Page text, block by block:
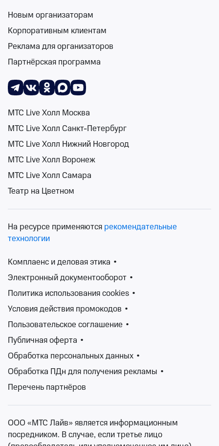
Последний этаж
Воронежский концертный зал
Воронежский концертный зал
от 1 700 ₽
Спектакли
Билеты от 1 700 ₽
И мы идём
вт 18 авг, 19:00
Театр «Кот»
от 1 300 ₽
Спектакли
Билеты от 1 300 ₽
Загрузить ещё
На Ticketland найдется спектакль для каждого — по
душе, по настроению, по интересам. Легко найти
Новым организаторам
Корпоративным клиентам
Реклама для организаторов
Партнёрская программа
МТС Live Холл Москва
МТС Live Холл Санкт-Петербург
МТС Live Холл Нижний Новгород
МТС Live Холл Воронеж
МТС Live Холл Самара
Театр на Цветном
На ресурсе применяются рекомендательные
технологии
Комплаенс и деловая этика •
Электронный документооборот •
Политика использования cookies •
Условия действия промокодов •
Пользовательское соглашение •
Публичная оферта •
Обработка персональных данных •
Обработка ПДн для получения рекламы •
Перечень партнёров
ООО «МТС Лайв» является информационным
посредником. В случае, если третье лицо